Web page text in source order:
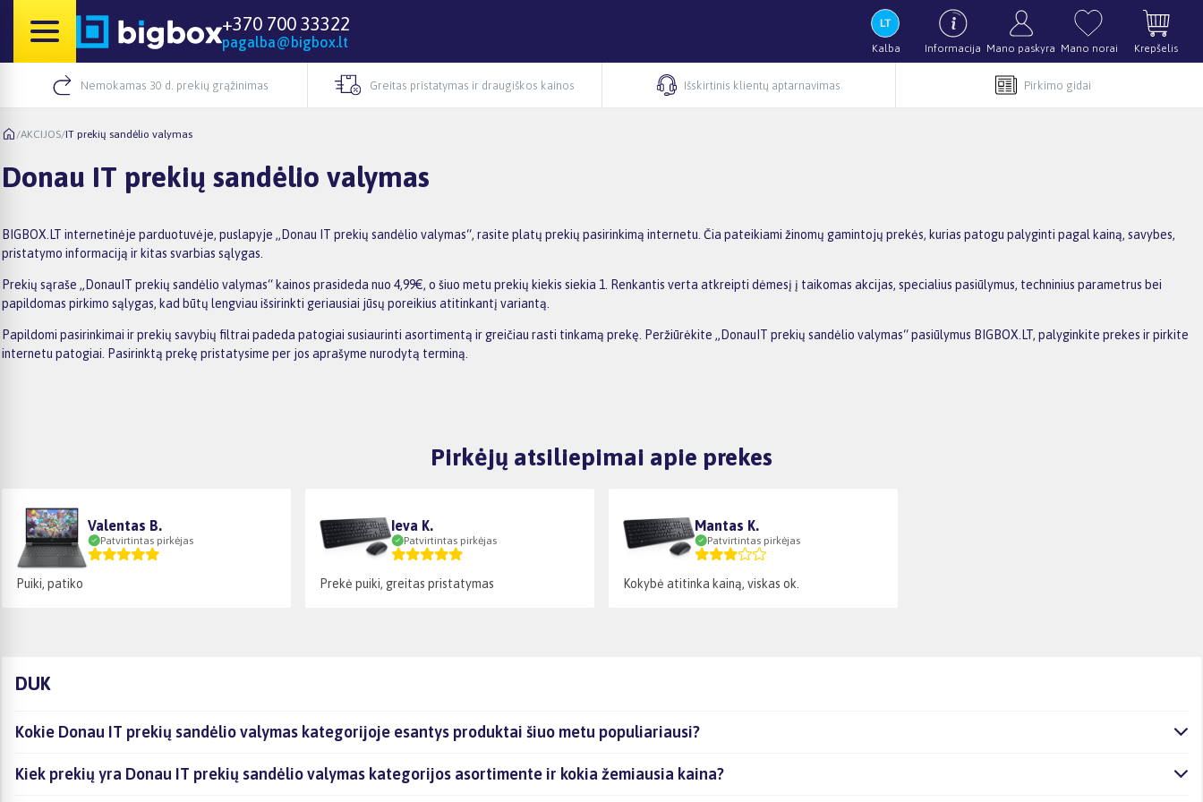
+370 700 33322
pagalba@bigbox.lt Kalba Informacija Mano paskyra Mano norai Krepšelis
Nemokamas 30 d. prekių grąžinimas Greitas pristatymas ir draugiškos kainos Išskirtinis klientų aptarnavimas Pirkimo gidai
/AKCIJOS/IT prekių sandėlio valymas
Donau IT prekių sandėlio valymas
BIGBOX.LT internetinėje parduotuvėje, puslapyje „Donau IT prekių sandėlio valymas“, rasite platų prekių pasirinkimą internetu. Čia pateikiami žinomų gamintojų prekės, kurias patogu palyginti pagal kainą, savybes,
pristatymo informaciją ir kitas svarbias sąlygas.
Prekių sąraše „DonauIT prekių sandėlio valymas“ kainos prasideda nuo 4,99€, o šiuo metu prekių kiekis siekia 1. Renkantis verta atkreipti dėmesį į taikomas akcijas, specialius pasiūlymus, techninius parametrus bei
papildomas pirkimo sąlygas, kad būtų lengviau išsirinkti geriausiai jūsų poreikius atitinkantį variantą.
Papildomi pasirinkimai ir prekių savybių filtrai padeda patogiai susiaurinti asortimentą ir greičiau rasti tinkamą prekę. Peržiūrėkite „DonauIT prekių sandėlio valymas“ pasiūlymus BIGBOX.LT, palyginkite prekes ir pirkite
internetu patogiai. Pasirinktą prekę pristatysime per jos aprašyme nurodytą terminą.
Pirkėjų atsiliepimai apie prekes
Valentas B.
Patvirtintas pirkėjas
Puiki, patiko
Ieva K.
Patvirtintas pirkėjas
Prekė puiki, greitas pristatymas
Mantas K.
Patvirtintas pirkėjas
Kokybė atitinka kainą, viskas ok.
DUK
Kokie Donau IT prekių sandėlio valymas kategorijoje esantys produktai šiuo metu populiariausi?
Kiek prekių yra Donau IT prekių sandėlio valymas kategorijos asortimente ir kokia žemiausia kaina?